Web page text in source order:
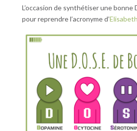
L’occasion de synthétiser une bonne
pour reprendre l’acronyme d’